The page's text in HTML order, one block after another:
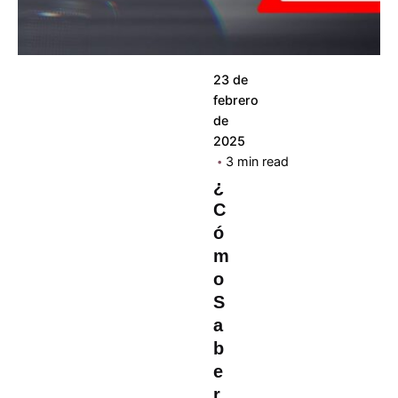
23 de
febrero
de
2025
3 min read
¿
C
ó
m
o
S
a
b
e